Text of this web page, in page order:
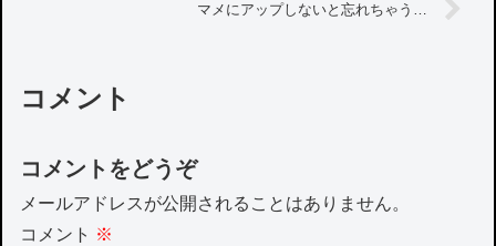
マメにアップしないと忘れちゃう…
コメント
コメントをどうぞ
メールアドレスが公開されることはありません。
コメント ※